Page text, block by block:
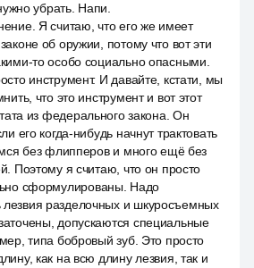
убрать. Напи.
Я считаю, что его же имеет
об оружии, потому что вот эти
то особо социально опасными.
инструмент. И давайте, кстати, мы
что это инструмент и вот этот
из федерального закона. Он
его когда-нибудь начнут трактовать
без флипперов и много ещё без
Поэтому я считаю, что он просто
сформулированы. Надо
разделочных и шкуросъемных
допускаются специальные
типа бобровый зуб. Это просто
как на всю длину лезвия, так и